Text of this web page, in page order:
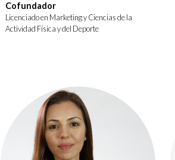
Cofundador
Licenciado en Marketing y Ciencias de la
Actividad Física y del Deporte